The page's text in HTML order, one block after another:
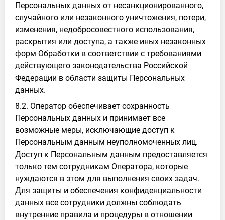
Персональных данных от несанкционированного,
случайного или незаконного уничтожения, потери,
изменения, недобросовестного использования,
раскрытия или доступа, а также иных незаконных
форм Обработки в соответствии с требованиями
действующего законодательства Российской
Федерации в области защиты Персональных
данных.
8.2. Оператор обеспечивает сохранность
Персональных данных и принимает все
возможные меры, исключающие доступ к
Персональным данным неуполномоченных лиц.
Доступ к Персональным данным предоставляется
только тем сотрудникам Оператора, которые
нуждаются в этом для выполнения своих задач.
Для защиты и обеспечения конфиденциальности
данных все сотрудники должны соблюдать
внутренние правила и процедуры в отношении